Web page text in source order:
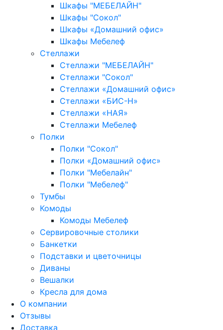
Шкафы "МЕБЕЛАЙН"
Шкафы "Сокол"
Шкафы «Домашний офис»
Шкафы Мебелеф
Стеллажи
Стеллажи "МЕБЕЛАЙН"
Стеллажи "Сокол"
Стеллажи «Домашний офис»
Стеллажи «БИС-Н»
Стеллажи «НАЯ»
Стеллажи Мебелеф
Полки
Полки "Сокол"
Полки «Домашний офис»
Полки "Мебелайн"
Полки "Мебелеф"
Тумбы
Комоды
Комоды Мебелеф
Сервировочные столики
Банкетки
Подставки и цветочницы
Диваны
Вешалки
Кресла для дома
О компании
Отзывы
Доставка